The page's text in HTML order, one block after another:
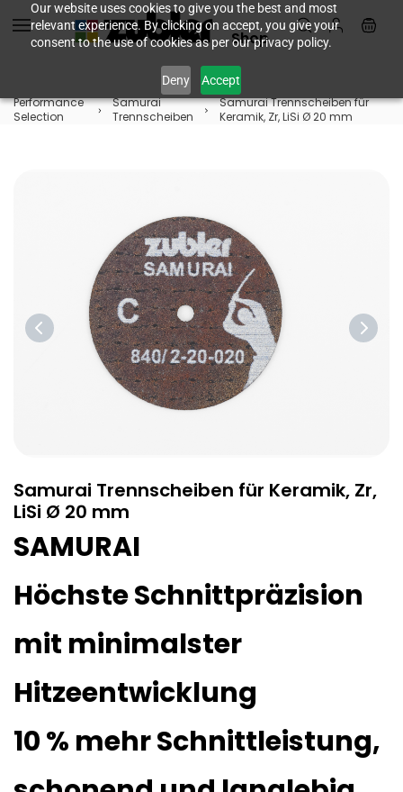
Our website uses cookies to give you the best and most
relevant experience. By clicking on accept, you give your
consent to the use of cookies as per our privacy policy.
Deny Accept
Skip to
main
content
Shop
Performance
Selection
Samurai
Trennscheiben
Samurai Trennscheiben für
Keramik, Zr, LiSi Ø 20 mm
Samurai Trennscheiben für Keramik, Zr,
LiSi Ø 20 mm
SAMURAI
Höchste Schnittpräzision
mit minimalster
Hitzeentwicklung
10 % mehr Schnittleistung,